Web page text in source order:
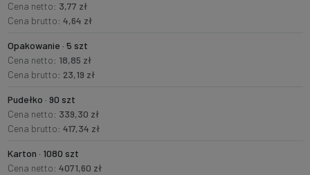
Cena netto: 3,77 zł
Cena brutto: 4,64 zł
Opakowanie · 5 szt
Cena netto: 18,85 zł
Cena brutto: 23,19 zł
Pudełko · 90 szt
Cena netto: 339,30 zł
Cena brutto: 417,34 zł
Karton · 1080 szt
Cena netto: 4071,60 zł